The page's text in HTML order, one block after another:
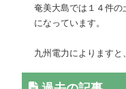
奄美大島では１４件
になっています。
九州電力によりますと